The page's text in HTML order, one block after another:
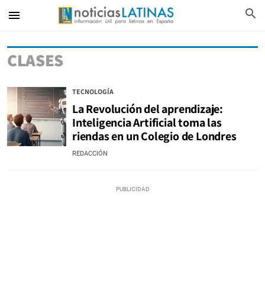
menu search
CLASES
TECNOLOGÍA
La Revolución del aprendizaje:
Inteligencia Artificial toma las
riendas en un Colegio de Londres
REDACCIÓN